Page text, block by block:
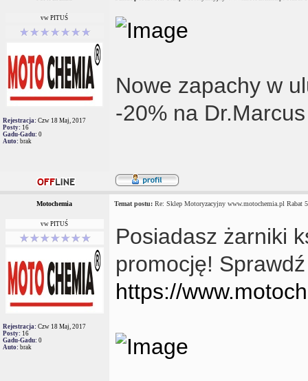
vw PITUŚ
Rejestracja: Czw 18 Maj, 2017
Posty: 16
Gadu-Gadu: 0
Auto: brak
Nowe zapachy w
-20% na
Motochemia Temat postu: Re: Sklep Motoryzacyjny www.motochemia.pl Rabat
vw PITUŚ
Rejestracja: Czw 18 Maj, 2017
Posty: 16
Gadu-Gadu: 0
Auto: brak
Posiadasz żarniki
promocję!
https://